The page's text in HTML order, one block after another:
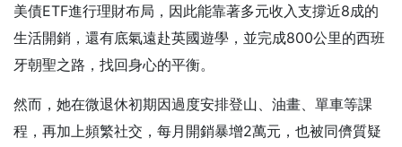
美債ETF進行理財布局，因此能靠著多元收入支撐近8成的
生活開銷，還有底氣遠赴英國遊學，並完成800公里的西班
牙朝聖之路，找回身心的平衡。
然而，她在微退休初期因過度安排登山、油畫、單車等課
程，再加上頻繁社交，每月開銷暴增2萬元，也被同儕質疑